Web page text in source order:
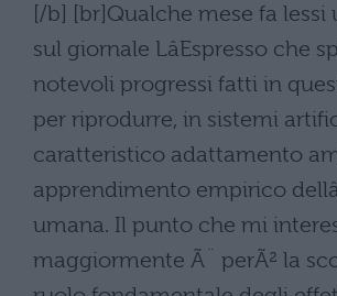
[/b] [br]Qualche mese fa lessi
sul giornale LâEspresso che
notevoli progressi fatti in
per riprodurre, in sistemi
caratteristico adattamento
apprendimento empirico
umana. Il punto che mi
maggiormente Ã¨ perÃ² la